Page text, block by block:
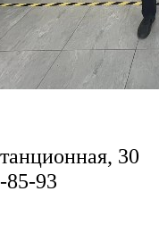
30
85-93